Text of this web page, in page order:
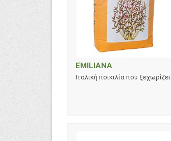
EMILIANA
Ιταλική ποικιλία που ξεχωρίζει